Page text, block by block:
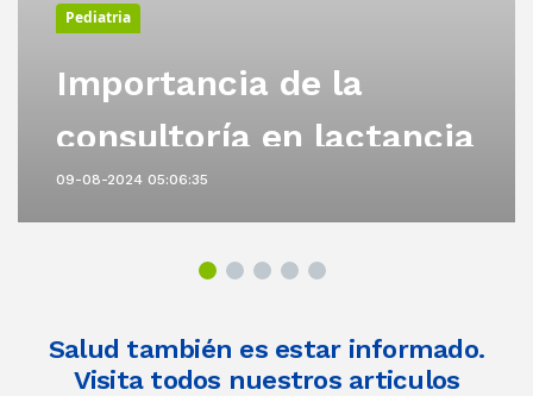
Pediatria
Importancia de la
consultoría en lactancia
materna
09-08-2024 05:06:35
Salud también es estar informado.
Visita todos nuestros articulos